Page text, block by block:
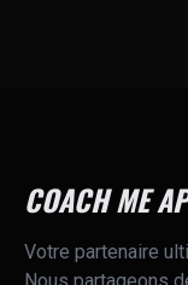
COACH ME
Votre partenaire